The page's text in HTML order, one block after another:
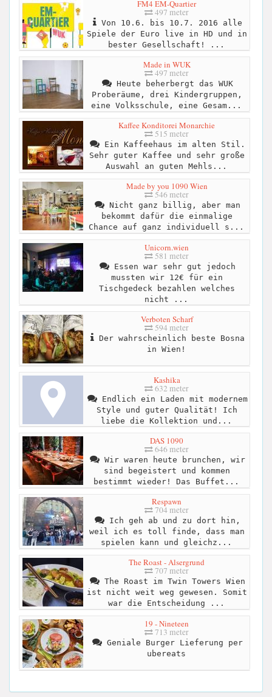
FM4 EM-Quartier
497 meter
Von 10.6. bis 10.7. 2016 alle
Spiele der Euro live in HD und in
bester Gesellschaft! ...
Made in WUK
497 meter
Heute beherbergt das WUK
Proberäume, drei Kindergruppen,
eine Volksschule, eine Gesam...
Kaffee Konditorei Monarchie
515 meter
Ein Kaffeehaus im alten Stil.
Sehr guter Kaffee und sehr große
Auswahl an guten Mehls...
Made by you 1090 Wien
546 meter
Nicht ganz billig, aber man
bekommt dafür die einmalige
Chance auf ganz individuell s...
Unicorn.wien
581 meter
Essen war sehr gut jedoch
mussten wir 12€ für ein
Tischgedeck bezahlen welches
nicht ...
Verboten Scharf
594 meter
Der wahrscheinlich beste Bosna
in Wien!
Kashika
632 meter
Endlich ein Laden mit modernem
Style und guter Qualität! Ich
liebe die Kollektion und...
DAS 1090
646 meter
Wir waren heute brunchen, wir
sind begeistert und kommen
bestimmt wieder! Das Buffet...
Respawn
704 meter
Ich geh ab und zu dort hin,
weil ich es toll finde, dass man
spielen kann und gleichz...
The Roast - Alsergrund
707 meter
The Roast im Twin Towers Wien
ist nicht weit weg gewesen. Somit
war die Entscheidung ...
19 - Nineteen
713 meter
Geniale Burger Lieferung per
ubereats